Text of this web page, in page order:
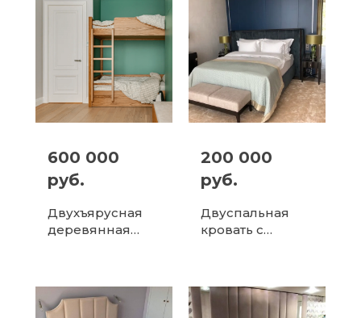
столиком и мяг...
600 000
руб.
Двухъярусная
деревянная
200 000
руб.
Двуспальная
кровать с